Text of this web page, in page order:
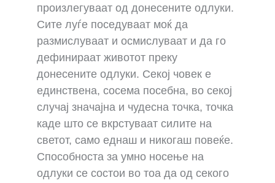
произлегуваат од донесените одлуки.
Сите луѓе поседуваат моќ да
размислуваат и осмислуваат и да го
дефинираат животот преку
донесените одлуки. Секој човек е
единствена, сосема посебна, во секој
случај значајна и чудесна точка, точка
каде што се вкрстуваат силите на
светот, само еднаш и никогаш повеќе.
Способноста за умно носење на
одлуки се состои во тоа да од секого